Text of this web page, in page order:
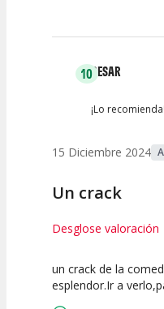
10CESAR
¡Lo recomienda!
15 Diciembre 2024
Un crack
Desglose valoración
10 10
un crack de la
esplendor.Ir a